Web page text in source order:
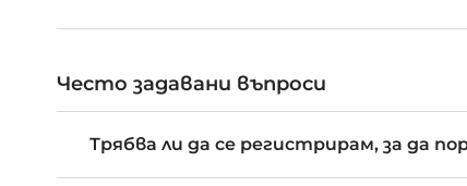
Често задавани въпроси
Трябва ли да се регистрирам, за да